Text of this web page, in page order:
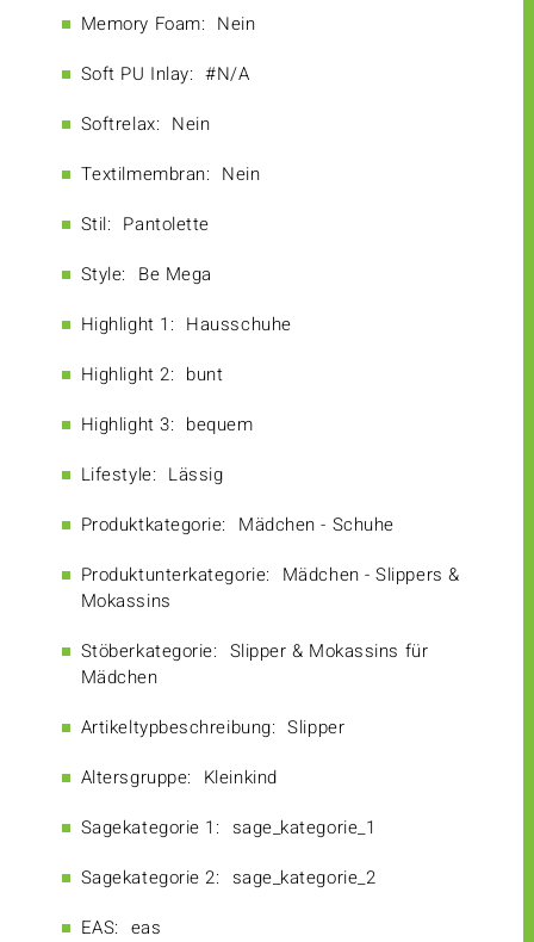
Memory Foam: Nein
Soft PU Inlay: #N/A
Softrelax: Nein
Textilmembran: Nein
Stil: Pantolette
Style: Be Mega
Highlight 1: Hausschuhe
Highlight 2: bunt
Highlight 3: bequem
Lifestyle: Lässig
Produktkategorie: Mädchen - Schuhe
Produktunterkategorie: Mädchen - Slippers &
Mokassins
Stöberkategorie: Slipper & Mokassins für
Mädchen
Artikeltypbeschreibung: Slipper
Altersgruppe: Kleinkind
Sagekategorie 1: sage_kategorie_1
Sagekategorie 2: sage_kategorie_2
EAS: eas